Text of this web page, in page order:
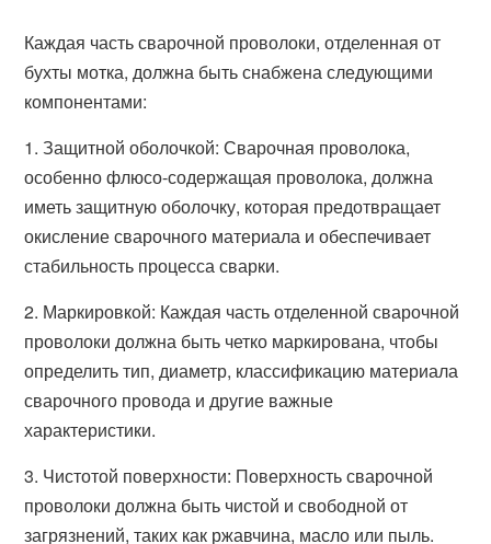
Каждая часть сварочной проволоки, отделенная от
бухты мотка, должна быть снабжена следующими
компонентами:
1. Защитной оболочкой: Сварочная проволока,
особенно флюсо-содержащая проволока, должна
иметь защитную оболочку, которая предотвращает
окисление сварочного материала и обеспечивает
стабильность процесса сварки.
2. Маркировкой: Каждая часть отделенной сварочной
проволоки должна быть четко маркирована, чтобы
определить тип, диаметр, классификацию материала
сварочного провода и другие важные
характеристики.
3. Чистотой поверхности: Поверхность сварочной
проволоки должна быть чистой и свободной от
загрязнений, таких как ржавчина, масло или пыль.